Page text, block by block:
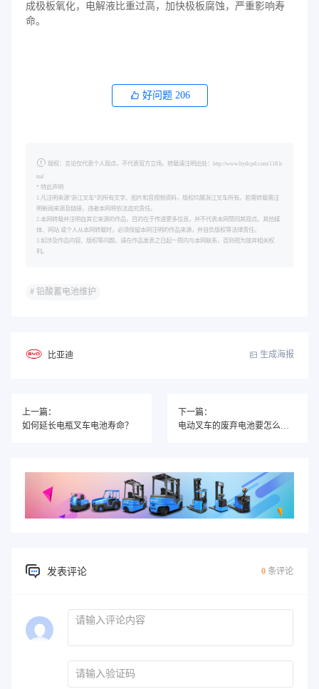
成极板氧化，电解液比重过高，加快极板腐蚀，严重影响寿
命。
好问题 206
版权：言论仅代表个人观点，不代表官方立场。转载请注明出处：http://www.bydcpd.com/118.h
tml
* 特此声明
1.凡注明来源"浙江叉车”的所有文字、图片和音视频资料，版权均属浙江叉车所有。若需转载需注
明新闻来源及链接，违者本网将依法追究责任。
2.本网转载并注明自其它来源的作品，目的在于传递更多信息，并不代表本网赞同其观点。其他媒
体、网站 或个人从本网转载时，必须保留本网注明的作品来源，并自负版权等法律责任。
3.如涉及作品内容、版权等问题，请在作品发表之日起一周内与本网联系，否则视为放弃相关权
利。
# 铅酸蓄电池维护
比亚迪 生成海报
上一篇：
如何延长电瓶叉车电池寿命？
下一篇：
电动叉车的废弃电池要怎么处理？
发表评论 0 条评论